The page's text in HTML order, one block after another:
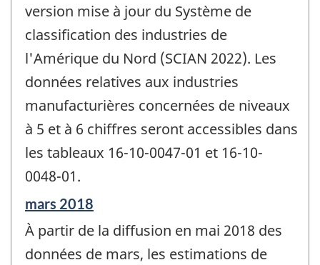
version mise à jour du Système de
classification des industries de
l'Amérique du Nord (SCIAN 2022). Les
données relatives aux industries
manufacturières concernées de niveaux
à 5 et à 6 chiffres seront accessibles dans
les tableaux 16-10-0047-01 et 16-10-
0048-01.
Période
de
référence
de
mars 2018
À partir de la diffusion en mai 2018 des
données de mars, les estimations de